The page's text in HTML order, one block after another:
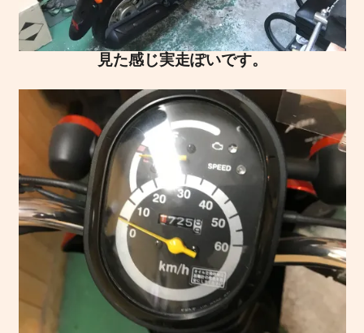
見た感じ実走ぽいです。